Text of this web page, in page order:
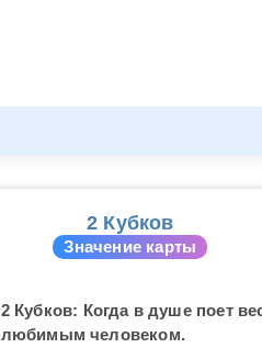
2 Кубков
Значение карты
2 Кубков: Когда в душе поет
любимым человеком.